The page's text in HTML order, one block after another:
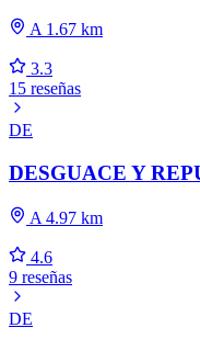
A 1.67 km
3.3
15 reseñas
DE
DESGUACE Y
A 4.97 km
4.6
9 reseñas
DE